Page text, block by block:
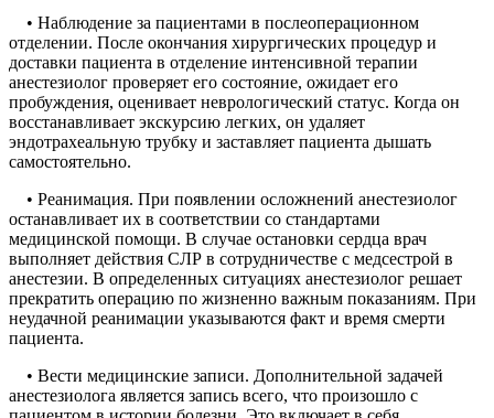
• Наблюдение за пациентами в послеоперационном
отделении. После окончания хирургических процедур и
доставки пациента в отделение интенсивной терапии
анестезиолог проверяет его состояние, ожидает его
пробуждения, оценивает неврологический статус. Когда он
восстанавливает экскурсию легких, он удаляет
эндотрахеальную трубку и заставляет пациента дышать
самостоятельно.
• Реанимация. При появлении осложнений анестезиолог
останавливает их в соответствии со стандартами
медицинской помощи. В случае остановки сердца врач
выполняет действия СЛР в сотрудничестве с медсестрой в
анестезии. В определенных ситуациях анестезиолог решает
прекратить операцию по жизненно важным показаниям. При
неудачной реанимации указываются факт и время смерти
пациента.
• Вести медицинские записи. Дополнительной задачей
анестезиолога является запись всего, что произошло с